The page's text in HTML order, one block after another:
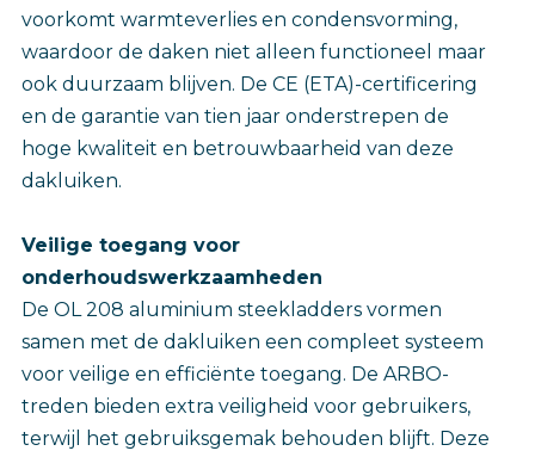
voorkomt warmteverlies en condensvorming,
waardoor de daken niet alleen functioneel maar
ook duurzaam blijven. De CE (ETA)-certificering
en de garantie van tien jaar onderstrepen de
hoge kwaliteit en betrouwbaarheid van deze
dakluiken.
Veilige toegang voor
onderhoudswerkzaamheden
De OL 208 aluminium steekladders vormen
samen met de dakluiken een compleet systeem
voor veilige en efficiënte toegang. De ARBO-
treden bieden extra veiligheid voor gebruikers,
terwijl het gebruiksgemak behouden blijft. Deze